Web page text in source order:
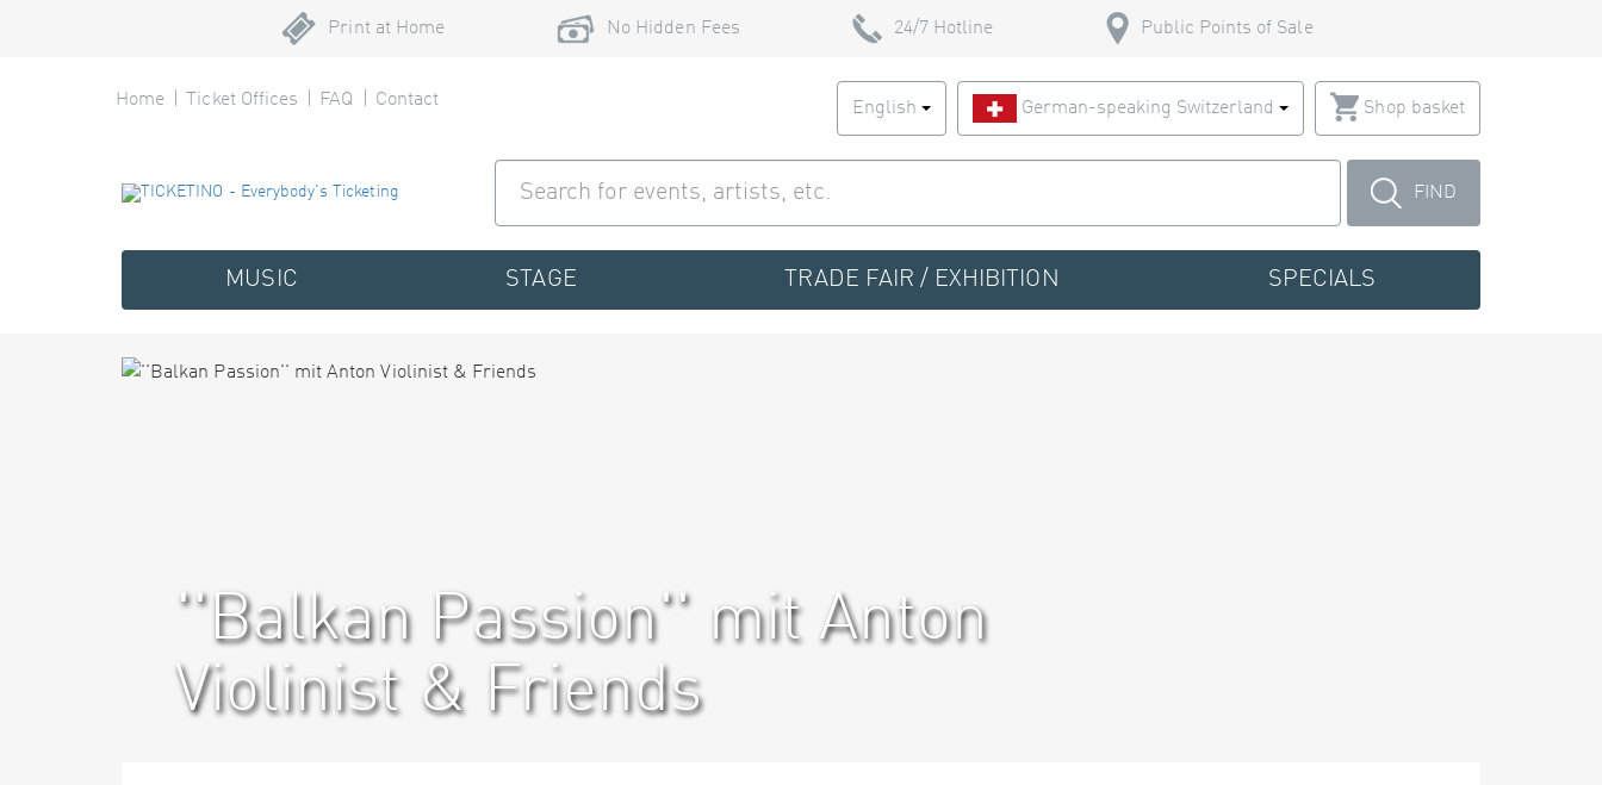
Print at Home No Hidden Fees 24/7 Hotline Public Points of Sale
Home Ticket Offices FAQ Contact English German-speaking Switzerland Shop basket
FIND
MUSIC STAGE TRADE FAIR / EXHIBITION SPECIALS
''Balkan Passion'' mit Anton
Violinist & Friends